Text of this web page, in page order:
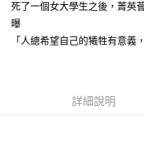
死了一個女大學生之後，菁英
曝
「人總希望自己的犧牲有意義
詳細說明